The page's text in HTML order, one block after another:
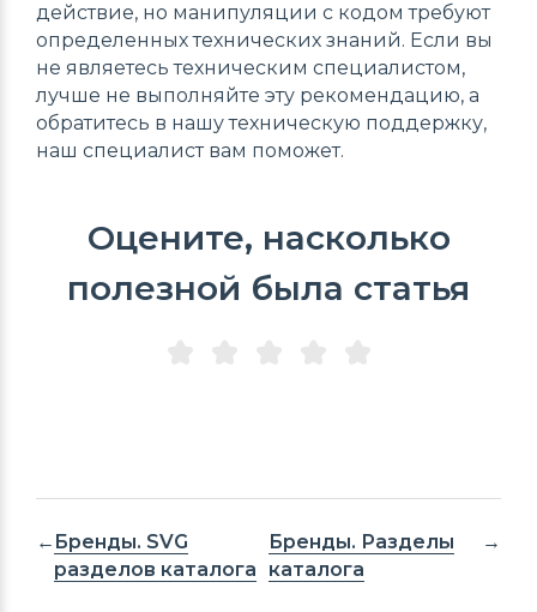
действие, но манипуляции с кодом требуют
определенных технических знаний. Если вы
не являетесь техническим специалистом,
лучше не выполняйте эту рекомендацию, а
обратитесь в нашу техническую поддержку,
наш специалист вам поможет.
Оцените, насколько
полезной была статья
Бренды. SVG
разделов каталога
Бренды. Разделы
каталога